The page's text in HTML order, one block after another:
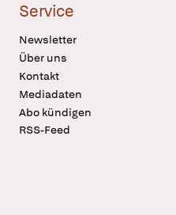
Service
Newsletter
Über uns
Kontakt
Mediadaten
Abo kündigen
RSS-Feed